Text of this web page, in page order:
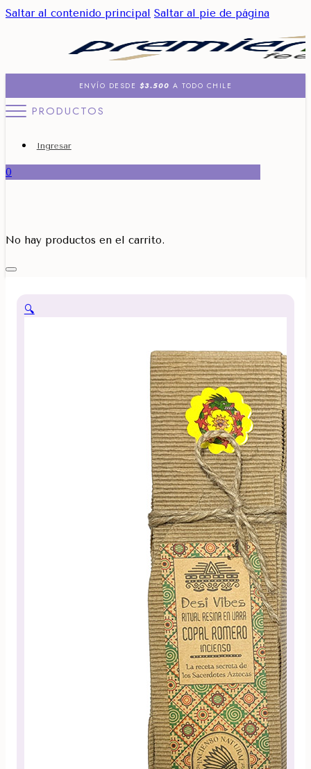
Saltar al contenido principal Saltar al pie de página
ENVÍO DESDE $3.500 A TODO CHILE
PRODUCTOS
Ingresar
0
No hay productos en el carrito.
🔍